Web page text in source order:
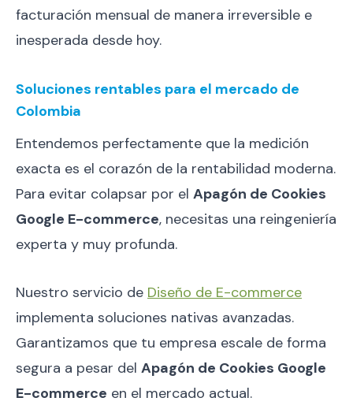
facturación mensual de manera irreversible e
inesperada desde hoy.
Soluciones rentables para el mercado de
Colombia
Entendemos perfectamente que la medición
exacta es el corazón de la rentabilidad moderna.
Para evitar colapsar por el Apagón de Cookies
Google E-commerce, necesitas una reingeniería
experta y muy profunda.
Nuestro servicio de Diseño de E-commerce
implementa soluciones nativas avanzadas.
Garantizamos que tu empresa escale de forma
segura a pesar del Apagón de Cookies Google
E-commerce en el mercado actual.